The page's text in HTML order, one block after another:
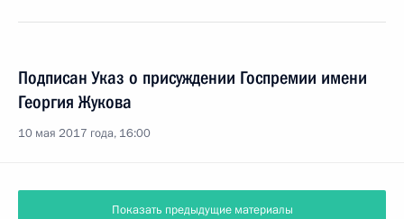
Подписан Указ о присуждении Госпремии имени
Георгия Жукова
10 мая 2017 года, 16:00
Показать предыдущие материалы